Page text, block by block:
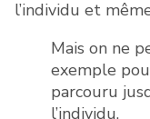
l’individu et
Mais on ne
exemple
parcouru
l’individu.